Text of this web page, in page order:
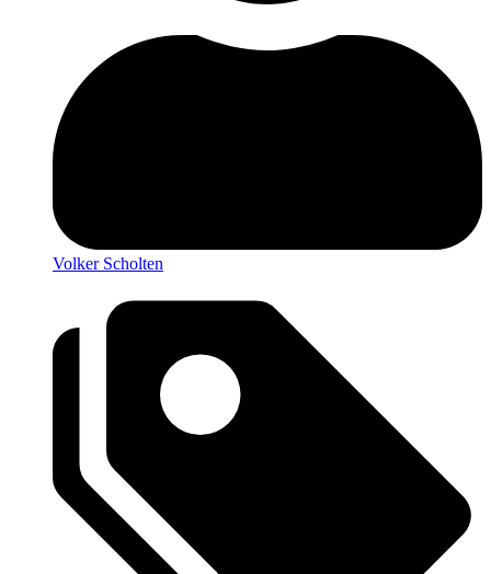
Volker Scholten